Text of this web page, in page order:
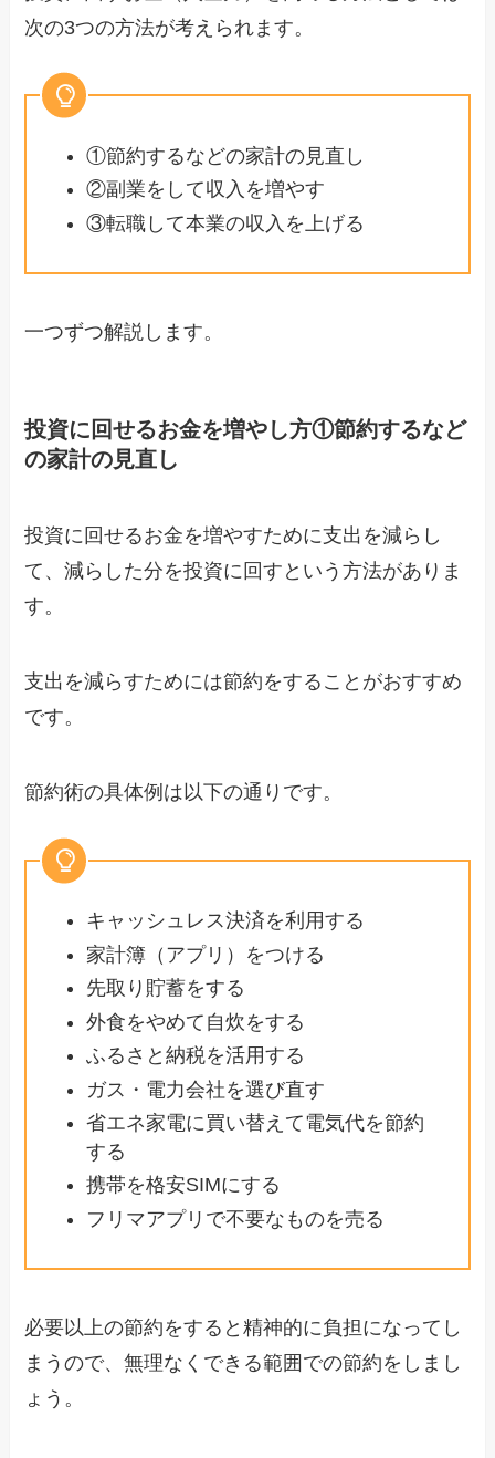
次の3つの方法が考えられます。
①節約するなどの家計の見直し
②副業をして収入を増やす
③転職して本業の収入を上げる
一つずつ解説します。
投資に回せるお金を増やし方①節約するなど
の家計の見直し
投資に回せるお金を増やすために支出を減らし
て、減らした分を投資に回すという方法がありま
す。
支出を減らすためには節約をすることがおすすめ
です。
節約術の具体例は以下の通りです。
キャッシュレス決済を利用する
家計簿（アプリ）をつける
先取り貯蓄をする
外食をやめて自炊をする
ふるさと納税を活用する
ガス・電力会社を選び直す
省エネ家電に買い替えて電気代を節約
する
携帯を格安SIMにする
フリマアプリで不要なものを売る
必要以上の節約をすると精神的に負担になってし
まうので、無理なくできる範囲での節約をしまし
ょう。